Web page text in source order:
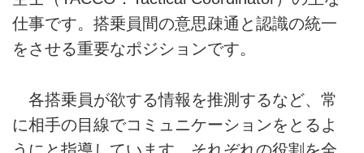
仕事です。搭乗員間の意思疎通と認識の統一
をさせる重要なポジションです。
各搭乗員が欲する情報を推測するなど、常
に相手の目線でコミュニケーションをとるよ
うにと指導しています。それぞれの役割を全